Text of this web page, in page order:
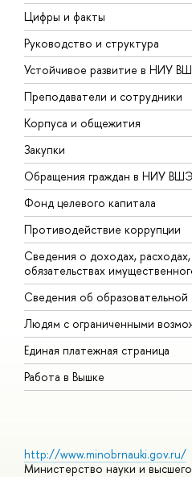
Цифры и факты
Руководство и структура
Устойчивое развитие в НИУ
Преподаватели и сотрудники
Корпуса и общежития
Закупки
Обращения граждан в НИУ ВШЭ
Фонд целевого капитала
Противодействие коррупции
Сведения о доходах,
обязательствах
Сведения об образовательной
Людям с ограниченными
Единая платежная страница
Работа в Вышке
http://www.minobrnauki.gov.ru/
Министерство науки и